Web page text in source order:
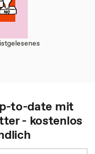
to-date mit
- kostenlos